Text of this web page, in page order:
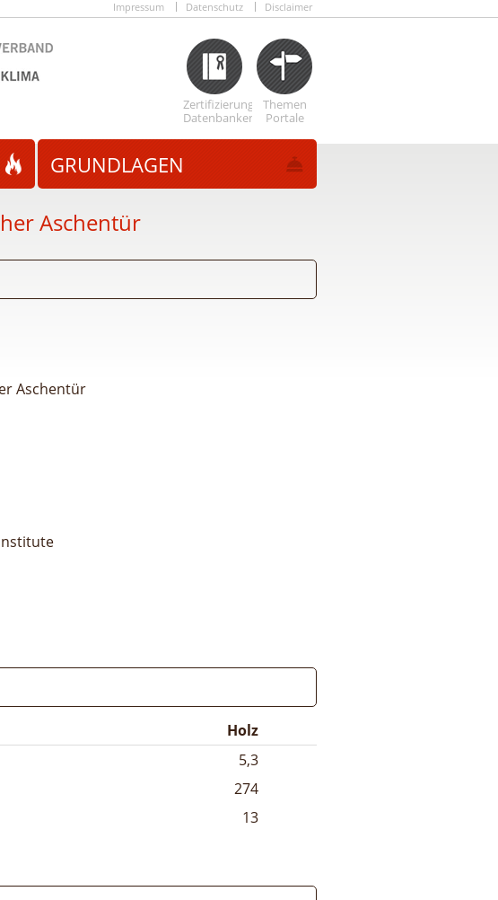
Impressum Datenschutz Disclaimer
Zertifizierungs
Datenbanken
Themen
Portale
GRUNDLAGEN
Aschentür
Aschentür
Holz
5,3
274
13